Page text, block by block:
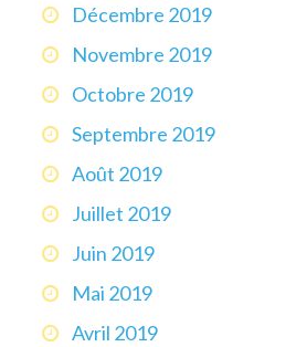
Décembre 2019
Novembre 2019
Octobre 2019
Septembre 2019
Août 2019
Juillet 2019
Juin 2019
Mai 2019
Avril 2019